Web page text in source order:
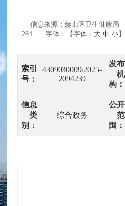
互动交流
信息来源：赫山区卫生健康局
284
字体：【字体： 大 中 小】
索引
号：
4309030009/2025-
2094239
发布
机
构：
信息
类
别：
综合政务
公开
范
围：